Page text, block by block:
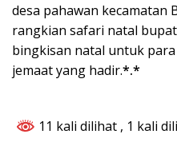
desa pahawan kecamatan
rangkian safari natal
bingkisan natal untuk
jemaat yang hadir.*.*
11 kali dilihat , 1 kali